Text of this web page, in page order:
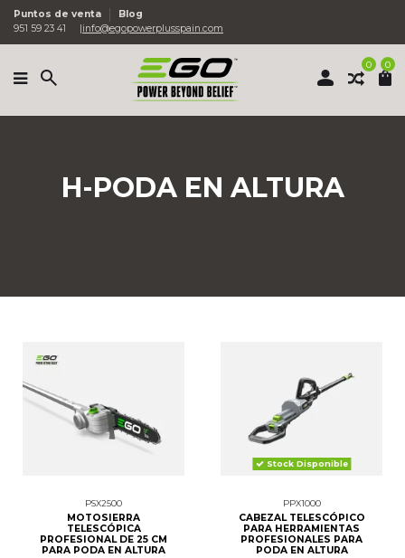
Puntos de venta
Blog
951 59 23 41
info@egopowerplusspain.com
0 0
H-PODA EN ALTURA
PSX2500
MOTOSIERRA
TELESCÓPICA
PROFESIONAL DE 25 CM
PARA PODA EN ALTURA
Stock Disponible
PPX1000
CABEZAL TELESCÓPICO
PARA HERRAMIENTAS
PROFESIONALES PARA
PODA EN ALTURA